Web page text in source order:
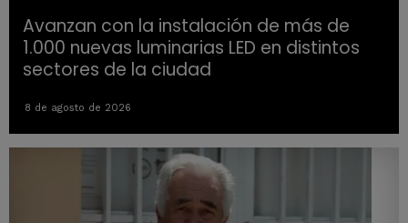
Avanzan con la instalación de más de
1.000 nuevas luminarias LED en distintos
sectores de la ciudad
8 de agosto de 2026